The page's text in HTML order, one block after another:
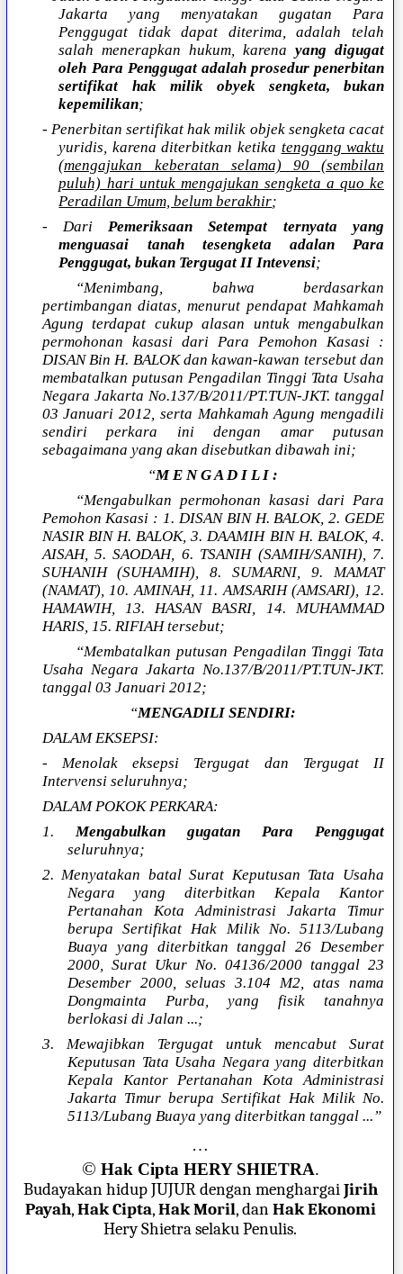
Jakarta yang menyatakan gugatan Para
Penggugat tidak dapat diterima, adalah telah
salah menerapkan hukum, karenayang digugat
oleh Para Penggugat adalah prosedur penerbitan
sertifikat hak milik obyek sengketa, bukan
kepemilikan;
- Penerbitan sertifikat hak milik objek sengketa cacat
yuridis, karena diterbitkan ketika tenggang waktu
(mengajukan keberatan selama) 90 (sembilan
puluh) hari untuk mengajukan sengketa a quo ke
Peradilan Umum, belum berakhir;
- DariPemeriksaan Setempat ternyata yang
menguasai tanah tesengketa adalan Para
Penggugat, bukan Tergugat II Intevensi;
“Menimbang, bahwa berdasarkan
pertimbangan diatas, menurut pendapat Mahkamah
Agung terdapat cukup alasan untuk mengabulkan
permohonan kasasi dari Para Pemohon Kasasi :
DISAN Bin H. BALOK dan kawan-kawan tersebut dan
membatalkan putusan Pengadilan Tinggi Tata Usaha
Negara Jakarta No.137/B/2011/PT.TUN-JKT. tanggal
03 Januari 2012, serta Mahkamah Agung mengadili
sendiri perkara ini dengan amar putusan
sebagaimana yang akan disebutkan dibawah ini;
“M E N G A D I L I :
“Mengabulkan permohonan kasasi dari Para
Pemohon Kasasi : 1. DISAN BIN H. BALOK, 2. GEDE
NASIR BIN H. BALOK, 3. DAAMIH BIN H. BALOK, 4.
AISAH, 5. SAODAH, 6. TSANIH (SAMIH/SANIH), 7.
SUHANIH (SUHAMIH), 8. SUMARNI, 9. MAMAT
(NAMAT), 10. AMINAH, 11. AMSARIH (AMSARI), 12.
HAMAWIH, 13. HASAN BASRI, 14. MUHAMMAD
HARIS, 15. RIFIAH tersebut;
“Membatalkan putusan Pengadilan Tinggi Tata
Usaha Negara Jakarta No.137/B/2011/PT.TUN-JKT.
tanggal 03 Januari 2012;
“MENGADILI SENDIRI:
DALAM EKSEPSI:
- Menolak eksepsi Tergugat dan Tergugat II
Intervensi seluruhnya;
DALAM POKOK PERKARA:
1.Mengabulkan gugatan Para Penggugat
seluruhnya;
2. Menyatakan batal Surat Keputusan Tata Usaha
Negara yang diterbitkan Kepala Kantor
Pertanahan Kota Administrasi Jakarta Timur
berupa Sertifikat Hak Milik No. 5113/Lubang
Buaya yang diterbitkan tanggal 26 Desember
2000, Surat Ukur No. 04136/2000 tanggal 23
Desember 2000, seluas 3.104 M2, atas nama
Dongmainta Purba, yang fisik tanahnya
berlokasi di Jalan ...;
3. Mewajibkan Tergugat untuk mencabut Surat
Keputusan Tata Usaha Negara yang diterbitkan
Kepala Kantor Pertanahan Kota Administrasi
Jakarta Timur berupa Sertifikat Hak Milik No.
5113/Lubang Buaya yang diterbitkan tanggal ...”
…
© Hak Cipta HERY SHIETRA.
Budayakan hidup JUJUR dengan menghargaiJirih
Payah,Hak Cipta,Hak Moril, danHak Ekonomi
Hery Shietra selaku Penulis.